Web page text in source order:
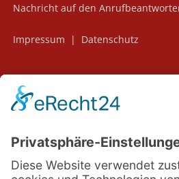
Nachricht auf den
Impressum | Datenschutz
Spezialisierungen